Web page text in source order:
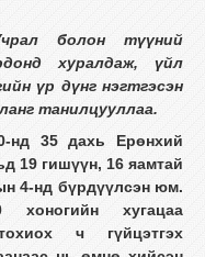
болон түүний
хуралдаж, үйл
үр дүнг нэгтгэсэн
танилцууллаа.
нд 35 дахь Ерөнхий
19 гишүүн, 16 яамтай
4-нд бүрдүүлсэн юм.
хугацаа
ч гүйцэтгэх